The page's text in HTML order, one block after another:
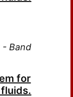
Band
for